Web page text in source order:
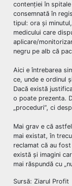
contenției în
consemnată în
tipul: ora și
medicului care
aplicare/
negru pe alb că
Aici e întrebarea
ce, unde e ordinul
Dacă există
o poate prezenta.
„proceduri”, ci
Mai grav e că
mai existat, în
reclamat că au
există și imagini
mai răspundă cu
Sursă: Ziarul Profit